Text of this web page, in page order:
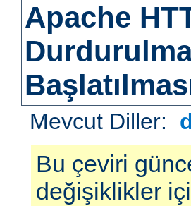
Apache
Mevcut Diller:
Bu çeviri
değişiklikler